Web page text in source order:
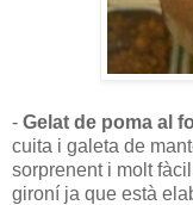
- Gelat de poma al
cuita i galeta de
sorprenent i molt
gironí ja que està